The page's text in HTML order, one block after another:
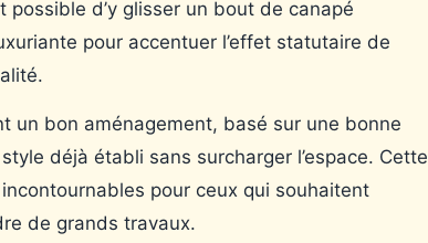
d’y glisser un bout de canapé
pour accentuer l’effet statutaire de
un bon aménagement, basé sur une bonne
déjà établi sans surcharger l’espace. Cette
pour ceux qui souhaitent
de grands travaux.